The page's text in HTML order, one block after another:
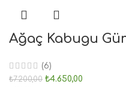
Ağaç Kabugu
(6)
₺7.200,00 ₺4.650,00